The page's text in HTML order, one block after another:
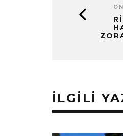
İLGILI